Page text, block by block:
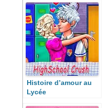
Histoire d’amour au
Lycée